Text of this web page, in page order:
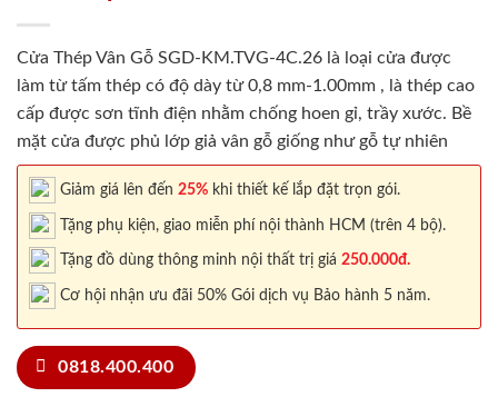
Cửa Thép Vân Gỗ SGD-KM.TVG-4C.26 là loại cửa được
làm từ tấm thép có độ dày từ 0,8 mm-1.00mm , là thép cao
cấp được sơn tĩnh điện nhằm chống hoen gỉ, trầy xước. Bề
mặt cửa được phủ lớp giả vân gỗ giống như gỗ tự nhiên
Giảm giá lên đến 25% khi thiết kế lắp đặt trọn gói.
Tặng phụ kiện, giao miễn phí nội thành HCM (trên 4 bộ).
Tặng đồ dùng thông minh nội thất trị giá 250.000đ.
Cơ hội nhận ưu đãi 50% Gói dịch vụ Bảo hành 5 năm.
0818.400.400